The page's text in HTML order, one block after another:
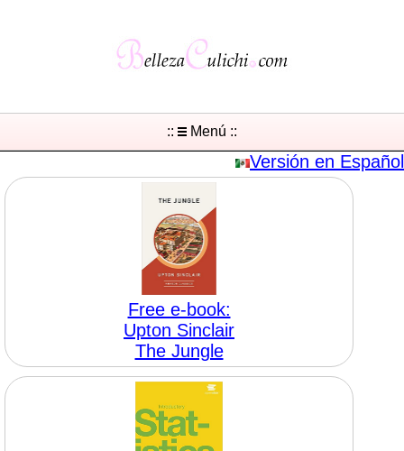
:: Menú ::
Versión en Español
Free e-book:
Upton Sinclair
The Jungle